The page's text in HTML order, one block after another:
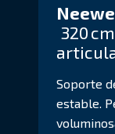
320
Soporte
estable.